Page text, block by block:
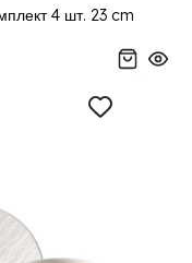
4 шт. 23 cm